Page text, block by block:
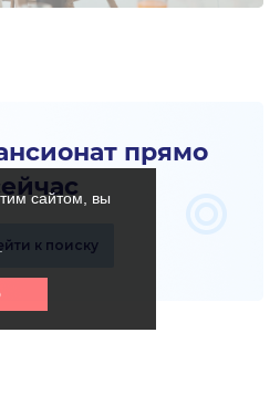
сайтом, вы
прямо
к поиску